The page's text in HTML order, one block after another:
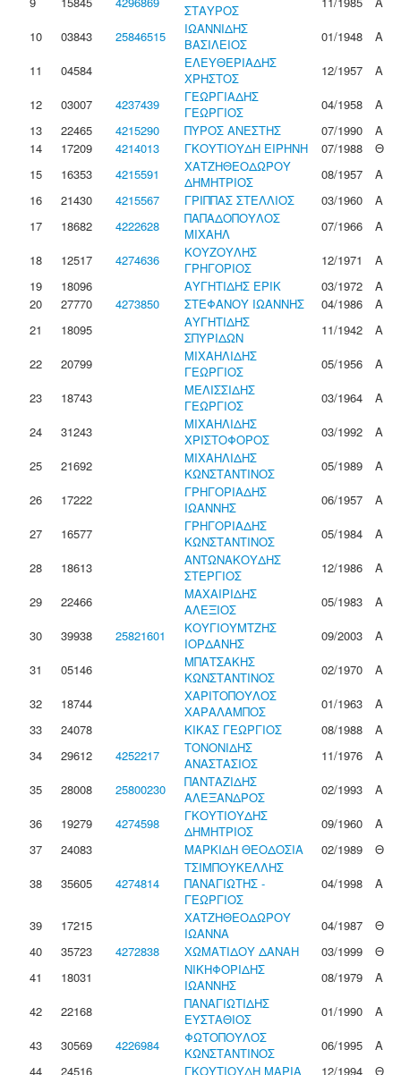
ΣΤΑΥΡΟΣ
10
03843 25846515
ΙΩΑΝΝΙΔΗΣ
ΒΑΣΙΛΕΙΟΣ
01/1948
Α
11
04584
ΕΛΕΥΘΕΡΙΑΔΗΣ
ΧΡΗΣΤΟΣ
12/1957
Α
12
03007 4237439
ΓΕΩΡΓΙΑΔΗΣ
ΓΕΩΡΓΙΟΣ
04/1958
Α
13
22465 4215290 ΠΥΡΟΣ ΑΝΕΣΤΗΣ 07/1990
Α
14
17209 4214013 ΓΚΟΥΤΙΟΥΔΗ ΕΙΡΗΝΗ 07/1988
Θ
15
16353 4215591
ΧΑΤΖΗΘΕΟΔΩΡΟΥ
ΔΗΜΗΤΡΙΟΣ
08/1957
Α
16
21430 4215567 ΓΡΙΠΠΑΣ ΣΤΕΛΛΙΟΣ 03/1960
Α
17
18682 4222628
ΠΑΠΑΔΟΠΟΥΛΟΣ
ΜΙΧΑΗΛ
07/1966
Α
18
12517 4274636
ΚΟΥΖΟΥΛΗΣ
ΓΡΗΓΟΡΙΟΣ
12/1971
Α
19
18096 ΑΥΓΗΤΙΔΗΣ ΕΡΙΚ 03/1972
Α
20
27770 4273850 ΣΤΕΦΑΝΟΥ ΙΩΑΝΝΗΣ 04/1986
Α
21
18095
ΑΥΓΗΤΙΔΗΣ
ΣΠΥΡΙΔΩΝ
11/1942
Α
22
20799
ΜΙΧΑΗΛΙΔΗΣ
ΓΕΩΡΓΙΟΣ
05/1956
Α
23
18743
ΜΕΛΙΣΣΙΔΗΣ
ΓΕΩΡΓΙΟΣ
03/1964
Α
24
31243
ΜΙΧΑΗΛΙΔΗΣ
ΧΡΙΣΤΟΦΟΡΟΣ
03/1992
Α
25
21692
ΜΙΧΑΗΛΙΔΗΣ
ΚΩΝΣΤΑΝΤΙΝΟΣ
05/1989
Α
26
17222
ΓΡΗΓΟΡΙΑΔΗΣ
ΙΩΑΝΝΗΣ
06/1957
Α
27
16577
ΓΡΗΓΟΡΙΑΔΗΣ
ΚΩΝΣΤΑΝΤΙΝΟΣ
05/1984
Α
28
18613
ΑΝΤΩΝΑΚΟΥΔΗΣ
ΣΤΕΡΓΙΟΣ
12/1986
Α
29
22466
ΜΑΧΑΙΡΙΔΗΣ
ΑΛΕΞΙΟΣ
05/1983
Α
30
39938 25821601
ΚΟΥΓΙΟΥΜΤΖΗΣ
ΙΟΡΔΑΝΗΣ
09/2003
Α
31
05146
ΜΠΑΤΣΑΚΗΣ
ΚΩΝΣΤΑΝΤΙΝΟΣ
02/1970
Α
32
18744
ΧΑΡΙΤΟΠΟΥΛΟΣ
ΧΑΡΑΛΑΜΠΟΣ
01/1963
Α
33
24078 ΚΙΚΑΣ ΓΕΩΡΓΙΟΣ 08/1988
Α
34
29612 4252217
ΤΟΝΟΝΙΔΗΣ
ΑΝΑΣΤΑΣΙΟΣ
11/1976
Α
35
28008 25800230
ΠΑΝΤΑΖΙΔΗΣ
ΑΛΕΞΑΝΔΡΟΣ
02/1993
Α
36
19279 4274598
ΓΚΟΥΤΙΟΥΔΗΣ
ΔΗΜΗΤΡΙΟΣ
09/1960
Α
37
24083 ΜΑΡΚΙΔΗ ΘΕΟΔΟΣΙΑ 02/1989
Θ
38
35605 4274814
ΤΣΙΜΠΟΥΚΕΛΛΗΣ
ΠΑΝΑΓΙΩΤΗΣ -
ΓΕΩΡΓΙΟΣ
04/1998 Α
39 17215
ΧΑΤΖΗΘΕΟΔΩΡΟΥ
ΙΩΑΝΝΑ
04/1987
Θ
40
35723 4272838 ΧΩΜΑΤΙΔΟΥ ΔΑΝΑΗ 03/1999
Θ
41
18031
ΝΙΚΗΦΟΡΙΔΗΣ
ΙΩΑΝΝΗΣ
08/1979
Α
42
22168
ΠΑΝΑΓΙΩΤΙΔΗΣ
ΕΥΣΤΑΘΙΟΣ
01/1990
Α
43
30569 4226984
ΦΩΤΟΠΟΥΛΟΣ
ΚΩΝΣΤΑΝΤΙΝΟΣ
06/1995
Α
44
24516 ΓΚΟΥΤΙΟΥΔΗ ΜΑΡΙΑ 12/1994
Θ